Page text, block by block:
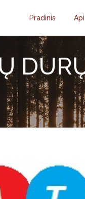
Pradinis